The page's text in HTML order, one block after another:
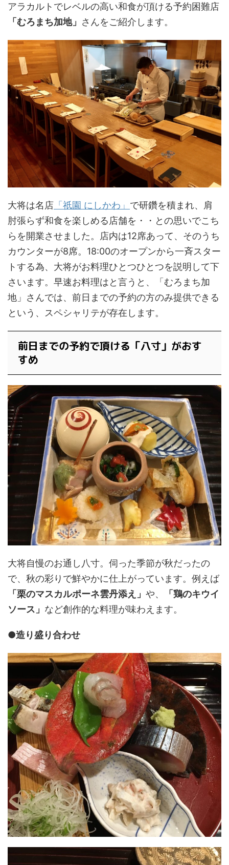
アラカルトでレベルの高い和食が頂ける予約困難店
「むろまち加地」 さんをご紹介します。
大将は名店 「祇園 にしかわ」 で研鑽を積まれ、肩
肘張らず和食を楽しめる店舗を・・との思いでこち
らを開業させました。店内は12席あって、そのうち
カウンターが8席。18:00のオープンから一斉スター
トする為、大将がお料理ひとつひとつを説明して下
さいます。早速お料理はと言うと、「むろまち加
地」さんでは、前日までの予約の方のみ提供できる
という、スペシャリテが存在します。
前日までの予約で頂ける「八寸」がおす
すめ
大将自慢のお通し八寸。伺った季節が秋だったの
で、秋の彩りで鮮やかに仕上がっています。例えば
「栗のマスカルポーネ雲丹添え」 や、
「鶏のキウイ
ソース」 など創作的な料理が味わえます。
●造り盛り合わせ